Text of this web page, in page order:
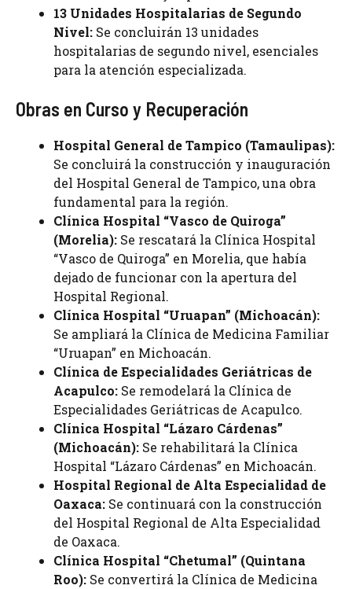
13 Unidades Hospitalarias de Segundo
Nivel: Se concluirán 13 unidades
hospitalarias de segundo nivel, esenciales
para la atención especializada.
Obras en Curso y Recuperación
Hospital General de Tampico (Tamaulipas):
Se concluirá la construcción y inauguración
del Hospital General de Tampico, una obra
fundamental para la región.
Clínica Hospital “Vasco de Quiroga”
(Morelia): Se rescatará la Clínica Hospital
“Vasco de Quiroga” en Morelia, que había
dejado de funcionar con la apertura del
Hospital Regional.
Clínica Hospital “Uruapan” (Michoacán):
Se ampliará la Clínica de Medicina Familiar
“Uruapan” en Michoacán.
Clínica de Especialidades Geriátricas de
Acapulco: Se remodelará la Clínica de
Especialidades Geriátricas de Acapulco.
Clínica Hospital “Lázaro Cárdenas”
(Michoacán): Se rehabilitará la Clínica
Hospital “Lázaro Cárdenas” en Michoacán.
Hospital Regional de Alta Especialidad de
Oaxaca: Se continuará con la construcción
del Hospital Regional de Alta Especialidad
de Oaxaca.
Clínica Hospital “Chetumal” (Quintana
Roo): Se convertirá la Clínica de Medicina